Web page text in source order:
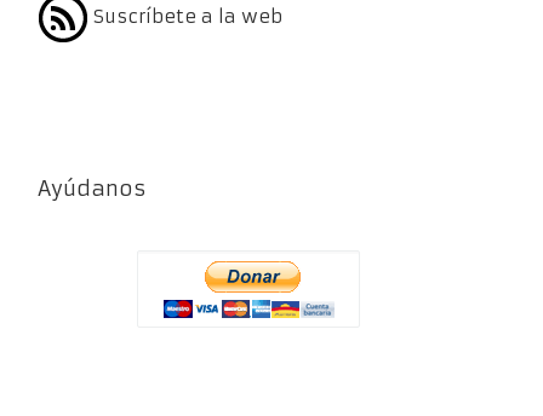
Suscríbete a la web
Ayúdanos